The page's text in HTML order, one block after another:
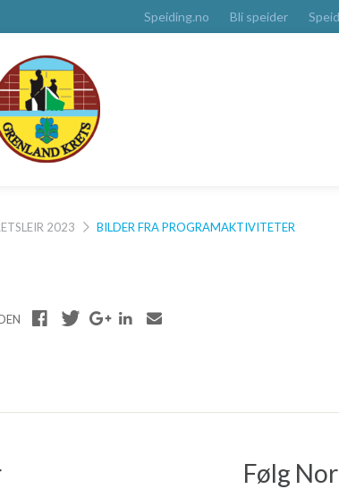
Speiding.no Bli speider
2023 BILDER FRA PROGRAMAKTIVITETER
Følg